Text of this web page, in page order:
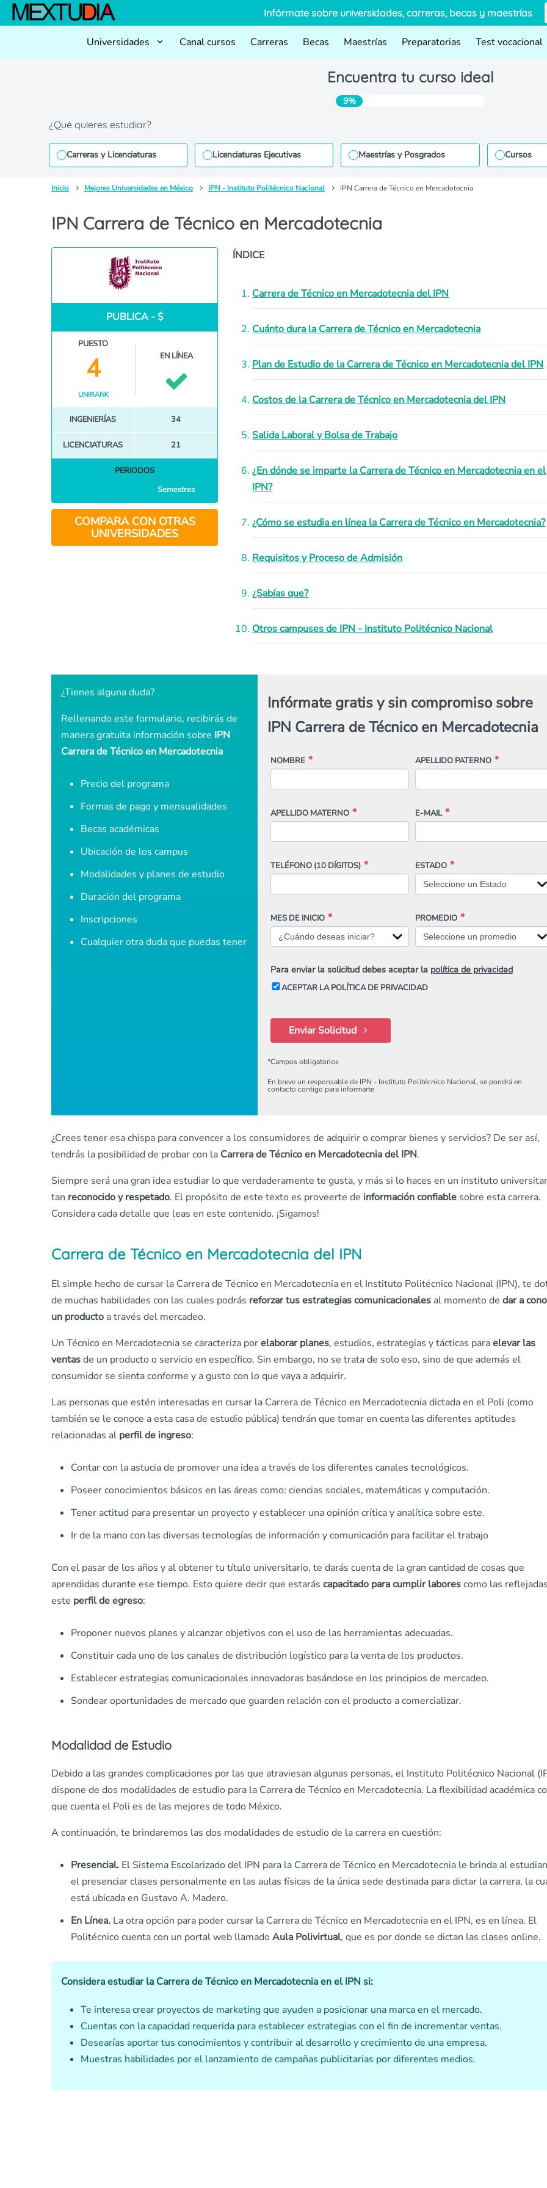
Infórmate sobre universidades, carreras, becas y maestrías
Universidades Canal cursos Carreras Becas Maestrías Preparatorias Test vocacional
Encuentra tu curso ideal
9%
¿Qué quieres estudiar?
Carreras y Licenciaturas Licenciaturas Ejecutivas Maestrías y Posgrados Cursos
Inicio Mejores Universidades en México IPN - Instituto Politécnico Nacional IPN Carrera de Técnico en Mercadotecnia
IPN Carrera de Técnico en Mercadotecnia
PUBLICA - $
PUESTO
4
UNIRANK
EN LÍNEA
INGENIERÍAS 34
LICENCIATURAS 21
PERIODOS
Semestres
COMPARA CON OTRAS
UNIVERSIDADES
ÍNDICE
Carrera de Técnico en Mercadotecnia del IPN
Cuánto dura la Carrera de Técnico en Mercadotecnia
Plan de Estudio de la Carrera de Técnico en Mercadotecnia del IPN
Costos de la Carrera de Técnico en Mercadotecnia del IPN
Salida Laboral y Bolsa de Trabajo
¿En dónde se imparte la Carrera de Técnico en Mercadotecnia en el
IPN?
¿Cómo se estudia en línea la Carrera de Técnico en Mercadotecnia?
Requisitos y Proceso de Admisión
¿Sabías que?
Otros campuses de IPN - Instituto Politécnico Nacional
¿Tienes alguna duda?
Rellenando este formulario, recibirás de
manera gratuita información sobre IPN
Carrera de Técnico en Mercadotecnia
Precio del programa
Formas de pago y mensualidades
Becas académicas
Ubicación de los campus
Modalidades y planes de estudio
Duración del programa
Inscripciones
Cualquier otra duda que puedas tener
Infórmate gratis y sin compromiso sobre
IPN Carrera de Técnico en Mercadotecnia
NOMBRE APELLIDO PATERNO
APELLIDO MATERNO E-MAIL
TELÉFONO (10 DÍGITOS) ESTADO
MES DE INICIO PROMEDIO
Para enviar la solicitud debes aceptar la política de privacidad
ACEPTAR LA POLÍTICA DE PRIVACIDAD
Enviar Solicitud
*Campos obligatorios
En breve un responsable de IPN - Instituto Politécnico Nacional, se pondrá en
contacto contigo para informarte
¿Crees tener esa chispa para convencer a los consumidores de adquirir o comprar bienes y servicios? De ser así,
tendrás la posibilidad de probar con la Carrera de Técnico en Mercadotecnia del IPN.
Siempre será una gran idea estudiar lo que verdaderamente te gusta, y más si lo haces en un instituto
tan reconocido y respetado. El propósito de este texto es proveerte de información confiable sobre esta carrera.
Considera cada detalle que leas en este contenido. ¡Sigamos!
Carrera de Técnico en Mercadotecnia del IPN
El simple hecho de cursar la Carrera de Técnico en Mercadotecnia en el Instituto Politécnico Nacional (IPN), te
de muchas habilidades con las cuales podrás reforzar tus estrategias comunicacionales al momento de dar a
un producto a través del mercadeo.
Un Técnico en Mercadotecnia se caracteriza porelaborar planes, estudios, estrategias y tácticas paraelevar las
ventasde un producto o servicio en específico. Sin embargo, no se trata de solo eso, sino de que además el
consumidor se sienta conforme y a gusto con lo que vaya a adquirir.
Las personas que estén interesadas en cursar la Carrera de Técnico en Mercadotecnia dictada en el Poli (como
también se le conoce a esta casa de estudio pública) tendrán que tomar en cuenta las diferentes aptitudes
relacionadas al perfil de ingreso:
Contar con la astucia de promover una idea a través de los diferentes canales tecnológicos.
Poseer conocimientos básicos en las áreas como: ciencias sociales, matemáticas y computación.
Tener actitud para presentar un proyecto y establecer una opinión crítica y analítica sobre este.
Ir de la mano con las diversas tecnologías de información y comunicación para facilitar el trabajo
Con el pasar de los años y al obtener tu título universitario, te darás cuenta de la gran cantidad de cosas que
aprendidas durante ese tiempo. Esto quiere decir que estarás capacitado para cumplir laborescomo las
este perfil de egreso:
Proponer nuevos planes y alcanzar objetivos con el uso de las herramientas adecuadas.
Constituir cada uno de los canales de distribución logístico para la venta de los productos.
Establecer estrategias comunicacionales innovadoras basándose en los principios de mercadeo.
Sondear oportunidades de mercado que guarden relación con el producto a comercializar.
Modalidad de Estudio
Debido a las grandes complicaciones por las que atraviesan algunas personas, el Instituto Politécnico Nacional
dispone de dos modalidades de estudio para la Carrera de Técnico en Mercadotecnia. La flexibilidad académica
que cuenta el Poli es de las mejores de todo México.
A continuación, te brindaremos las dos modalidades de estudio de la carrera en cuestión:
Presencial. El Sistema Escolarizado del IPN para la Carrera de Técnico en Mercadotecnia le brinda al
el presenciar clases personalmente en las aulas físicas de la única sede destinada para dictar la carrera, la
está ubicada en Gustavo A. Madero.
En Línea. La otra opción para poder cursar la Carrera de Técnico en Mercadotecnia en el IPN, es en línea. El
Politécnico cuenta con un portal web llamado Aula Polivirtual, que es por donde se dictan las clases online.
Considera estudiar la Carrera de Técnico en Mercadotecnia en el IPN si:
Te interesa crear proyectos de marketing que ayuden a posicionar una marca en el mercado.
Cuentas con la capacidad requerida para establecer estrategias con el fin de incrementar ventas.
Desearías aportar tus conocimientos y contribuir al desarrollo y crecimiento de una empresa.
Muestras habilidades por el lanzamiento de campañas publicitarias por diferentes medios.